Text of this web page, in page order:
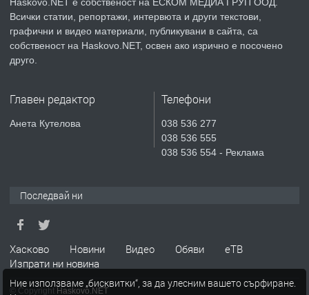
преди 2 дни
ПРЕДЛАГА
№4119 Едностаен обзаведен
Къртене на бетон! Събаряне на
Всички статии, репортажи, интервюта и други текстови,
графични и видео материали, публикувани в сайта, са
собственост на Haskovo.NET, освен ако изрично е посочено
друго.
Главен редактор
Анета Кутелова
Телефони
038 536 277
038 536 555
038 536 554 - Реклама
Последвай ни
Хасково Новини Видео Обяви
еТВ
Изпрати ни новина
© Copyright Haskovo.NET
Ние използваме „бисквитки“, за да улесним вашето сърфиране.